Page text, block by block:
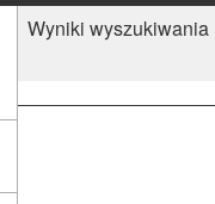
Wyniki wyszukiwania